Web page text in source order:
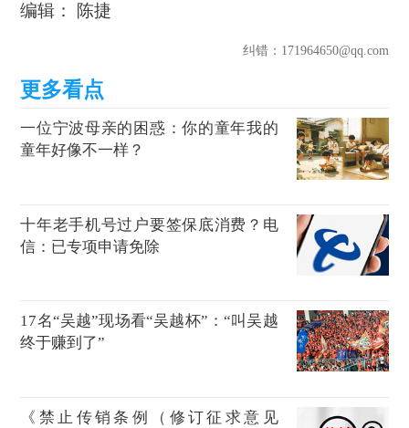
编辑： 陈捷
纠错：171964650@qq.com
一位宁波母亲的困惑：你的童年我的
童年好像不一样？
十年老手机号过户要签保底消费？电
信：已专项申请免除
17名“吴越”现场看“吴越杯”：“叫吴越
终于赚到了”
《禁止传销条例（修订征求意见